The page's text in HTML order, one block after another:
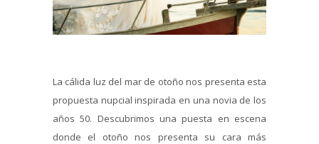
La cálida luz del mar de otoño nos presenta esta
propuesta nupcial inspirada en una novia de los
años 50. Descubrimos una puesta en escena
donde el otoño nos presenta su cara más